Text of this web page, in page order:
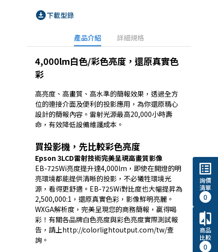
download_for_offline下載型錄
產品介紹 詳細規格
4,000lm白色/彩色亮度，還原真實色
彩
高亮度、高畫質、高水準的簡報效果，透過全方
位的連接介面及便利的投影應用，為你還原精心
設計的簡報內容。雷射光源最高20,000小時壽
命，有效降低設備維護成本。
買投影機，先比較彩色亮度
Epson 3LCD雷射技術完美呈現高畫質影像
EB-725Wi亮度提升達4,000lm，即使在開燈的明
亮環境都能提供清晰的投影，不必犧牲環境光
源，看得更舒適。EB-725Wi對比度也大幅提昇為
2,500,000:1，還原真實色彩，影像鮮明亮麗。
WXGA解析度，完美呈現您的商務簡報，贏得喝
彩！有關各品牌白色亮度與彩色亮度實際測試報
告，請上http://colorlightoutput.com/tw/查
詢。
list_alt
詢價
清單
0
compare
商品
比較
0